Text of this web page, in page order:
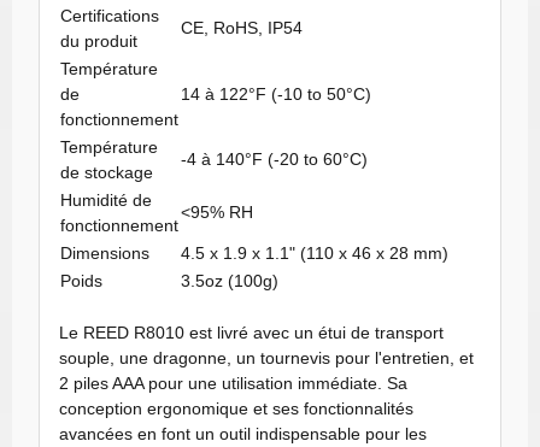
Certifications
du produit
CE, RoHS, IP54
Température
de
fonctionnement
14 à 122°F (-10 to 50°C)
Température
de stockage
-4 à 140°F (-20 to 60°C)
Humidité de
fonctionnement
<95% RH
Dimensions
4.5 x 1.9 x 1.1" (110 x 46 x 28 mm)
Poids
3.5oz (100g)
Le REED R8010 est livré avec un étui de transport
souple, une dragonne, un tournevis pour l'entretien, et
2 piles AAA pour une utilisation immédiate. Sa
conception ergonomique et ses fonctionnalités
avancées en font un outil indispensable pour les